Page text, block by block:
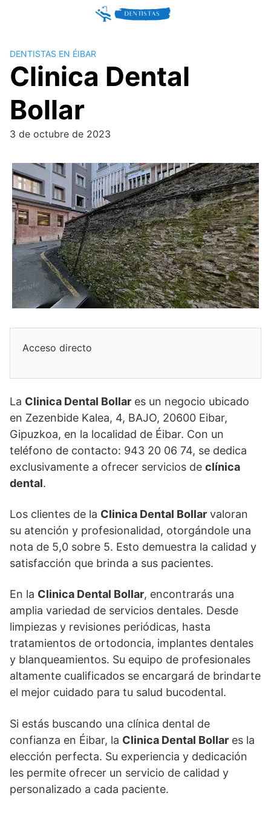
DENTISTAS EN ÉIBAR
Clinica Dental
Bollar
3 de octubre de 2023
Acceso directo
La Clinica Dental Bollar es un negocio ubicado
en Zezenbide Kalea, 4, BAJO, 20600 Eibar,
Gipuzkoa, en la localidad de Éibar. Con un
teléfono de contacto: 943 20 06 74, se dedica
exclusivamente a ofrecer servicios de clínica
dental.
Los clientes de la Clinica Dental Bollar valoran
su atención y profesionalidad, otorgándole una
nota de 5,0 sobre 5. Esto demuestra la calidad y
satisfacción que brinda a sus pacientes.
En la Clinica Dental Bollar, encontrarás una
amplia variedad de servicios dentales. Desde
limpiezas y revisiones periódicas, hasta
tratamientos de ortodoncia, implantes dentales
y blanqueamientos. Su equipo de profesionales
altamente cualificados se encargará de brindarte
el mejor cuidado para tu salud bucodental.
Si estás buscando una clínica dental de
confianza en Éibar, la Clinica Dental Bollar es la
elección perfecta. Su experiencia y dedicación
les permite ofrecer un servicio de calidad y
personalizado a cada paciente.